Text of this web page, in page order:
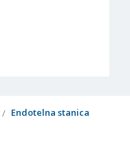
Endotelna stanica